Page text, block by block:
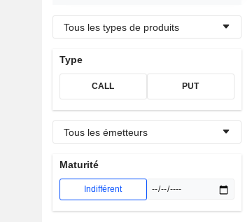
Tous les types de produits
Type
CALL PUT
Tous les émetteurs
Maturité
Indifférent